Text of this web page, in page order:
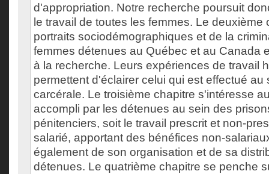
d'appropriation. Notre recherche poursuit
le travail de toutes les femmes. Le deuxième
portraits sociodémographiques et de la
femmes détenues au Québec et au Canada
à la recherche. Leurs expériences de travail
permettent d'éclairer celui qui est effectué au
carcérale. Le troisième chapitre s'intéresse
accompli par les détenues au sein des
pénitenciers, soit le travail prescrit et non-
salarié, apportant des bénéfices non-
également de son organisation et de sa
détenues. Le quatrième chapitre se penche